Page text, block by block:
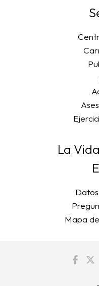
La
Mapa